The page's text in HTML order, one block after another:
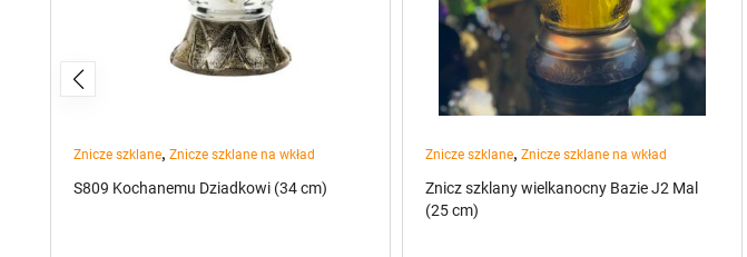
Znicze szklane, Znicze szklane na wkład
S809 Kochanemu Dziadkowi (34 cm)
Znicze szklane, Znicze szklane na wkład
Znicz szklany wielkanocny Bazie J2 Mal
(25 cm)